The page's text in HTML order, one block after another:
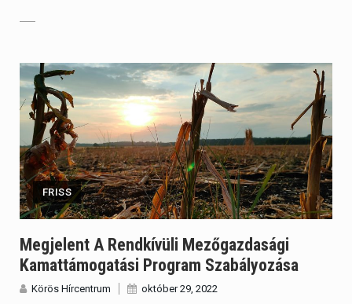
FRISS
Megjelent A Rendkívüli Mezőgazdasági
Kamattámogatási Program Szabályozása
Körös Hírcentrum október 29, 2022